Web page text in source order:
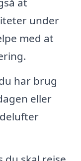
under
med at
har brug
eller